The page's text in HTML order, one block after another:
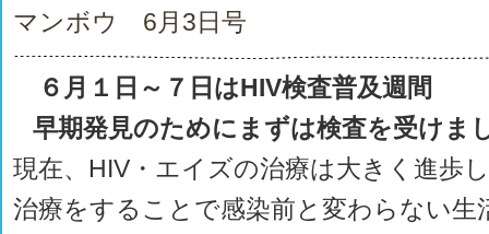
マンボウ 6月3日号
６月１日～７日はHIV検査普及週間
早期発見のためにまずは検査を受けま
現在、HIV・エイズの治療は大きく進歩
治療をすることで感染前と変わらない生